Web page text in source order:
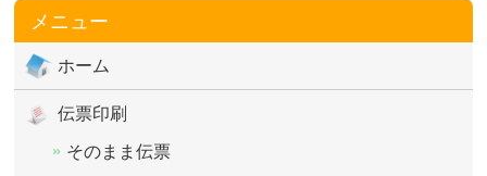
メニュー
ホーム
伝票印刷
そのまま伝票